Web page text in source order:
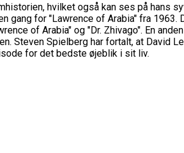
hvilket også kan ses på hans
gang for "Lawrence of Arabia" fra
of Arabia" og "Dr. Zhivago". En
Steven Spielberg har fortalt, at David
for det bedste øjeblik i sit liv.